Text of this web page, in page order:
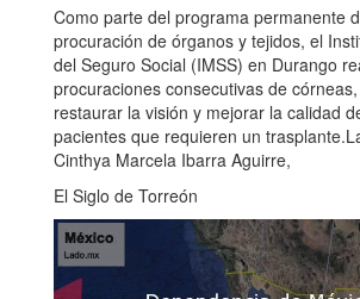
Como parte del programa permanente
procuración de órganos y tejidos, el
del Seguro Social (IMSS) en Durango
procuraciones consecutivas de
restaurar la visión y mejorar la calidad
pacientes que requieren un
Cinthya Marcela Ibarra Aguirre,
El Siglo de Torreón